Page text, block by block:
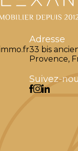
Adresse
33 bis
Provence,
Suivez-